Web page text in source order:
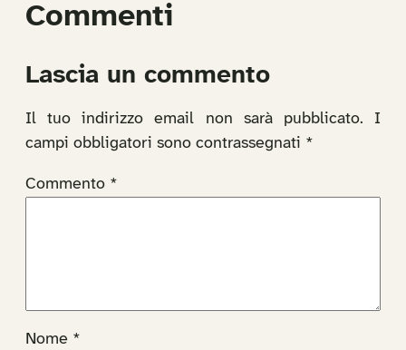
Commenti
Lascia un commento
Il tuo indirizzo email non sarà pubblicato.
I
campi obbligatori sono contrassegnati *
Commento *
Nome *